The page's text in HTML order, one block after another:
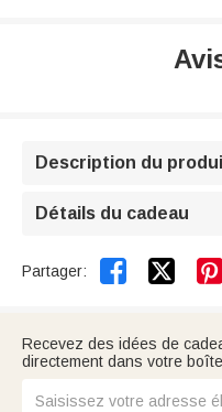
Description du
Détails du cadeau
Partager:  
Recevez des idées de
directement dans votre